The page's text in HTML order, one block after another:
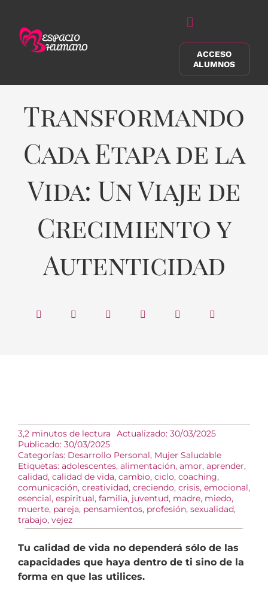
contenido
Alternar
navegación
Buscar:
ACCESO
ALUMNOS
Transformando
Cada Etapa de la
Vida: Un Viaje de
Crecimiento y
Autenticidad
3,2 minutos de lectura
Actualizado: 30/03/2025
Publicado: 30/03/2025
Categorías: Desarrollo Personal, Mujer Saludable
Etiquetas: adolescentes, alimentación, amor, aprender,
calidad, calidad de vida, cambio, ciclo, coaching,
comunicación, creatividad, creciendo, crisis, emocional,
esencial, espiritual, familia, juventud, madre, miedo,
muerte, pareja, pensamientos, profesión, sexualidad,
trabajo, vejez
Tu calidad de vida no dependerá sólo de las
capacidades que haya dentro de ti sino de la
forma en que las utilices.